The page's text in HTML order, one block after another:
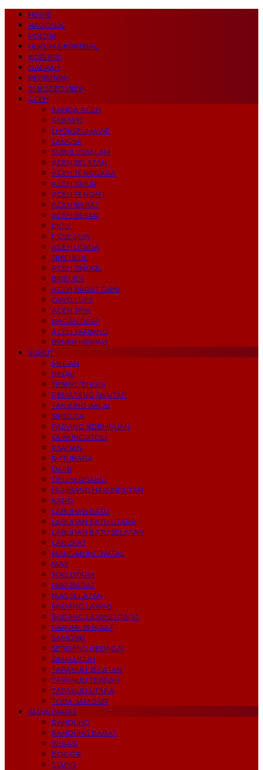
HOME
NASIONAL
POLITIK
HUKUM & KRIMINAL
KORUPSI
DAERAH
PERISTIWA
JABODETABEK
ACEH
BANDA ACEH
SABANG
LHOKSEUMAWE
LANGSA
SUBULUSSALAM
ACEH SELATAN
ACEH TENGGARA
ACEH TIMUR
ACEH TENGAH
ACEH BARAT
ACEH BESAR
PIDIE
PIDIE JAYA
ACEH UTARA
SIMEULUE
ACEH SINGKIL
BIREUEN
ACEH BARAT DAYA
GAYO LUES
ACEH JAYA
NAGAN RAYA
ACEH TAMIANG
BENER MERIAH
SUMUT
MEDAN
BINJAI
TEBING TINGGI
PEMATANG SIANTAR
TANJUNG BALAI
SIBOLGA
PADANG SIDEMPUAN
GUNUNGSITOLI
ASAHAN
BATUBARA
DAIRI
DELI SERDANG
HUMBANG HASUNDUTAN
KARO
LABUHAN BATU
LABUHAN BATU UTARA
LABUHAN BATU SELATAN
LANGKAT
MANDAILING NATAL
NIAS
NIAS UTARA
NIAS BARAT
NIAS SELATAN
PADANG LAWAS
PADANG LAWAS UTARA
PAKPAK BHARAT
SAMOSIR
SERDANG BEDAGAI
SIMALUGUN
TAPANULI SELATAN
TAPANULI TENGAH
TAPANULI UTARA
TOBA SAMOSIR
JAWA BARAT
BANDUNG
BANDUNG BARAT
BEKASI
BOGOR
CIAMIS